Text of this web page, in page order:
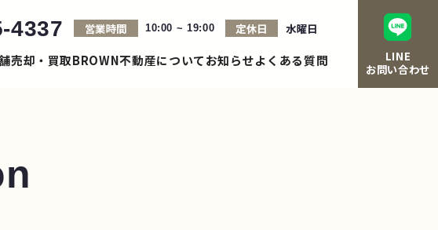
4337 営業時間 10:00 ~ 19:00 定休日 水曜日
売却・買取BROWN不動産についてお知らせよくある質問
LINE
お問い合わせ